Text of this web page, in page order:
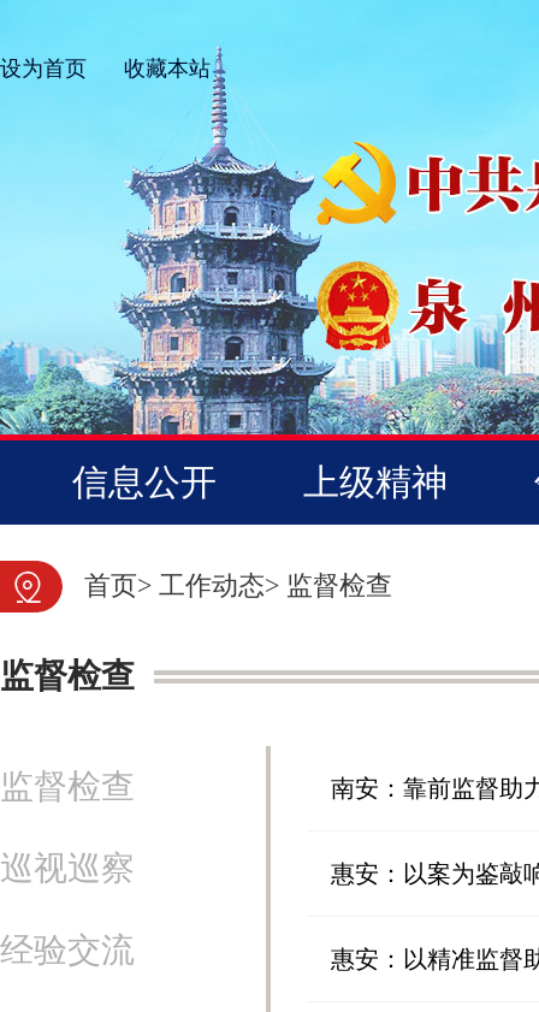
设为首页 收藏本站
信息公开 上级精神
首页> 工作动态> 监督检查
监督检查
监督检查
巡视巡察
经验交流
南安：靠前监督助
惠安：以案为鉴敲
惠安：以精准监督